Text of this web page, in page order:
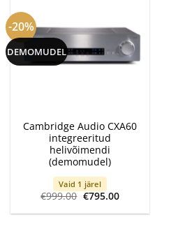
-20%
DEMOMUDEL
Cambridge Audio CXA60
integreeritud
helivõimendi
(demomudel)
Vaid 1 järel
€999.00 Algne
hind
oli:
€795.00Current
is: